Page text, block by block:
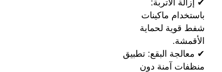
✔ إزالة الأتربة:
باستخدام ماكينات
شفط قوية لحماية
الأقمشة.
✔ معالجة البقع: تطبيق
منظفات آمنة دون